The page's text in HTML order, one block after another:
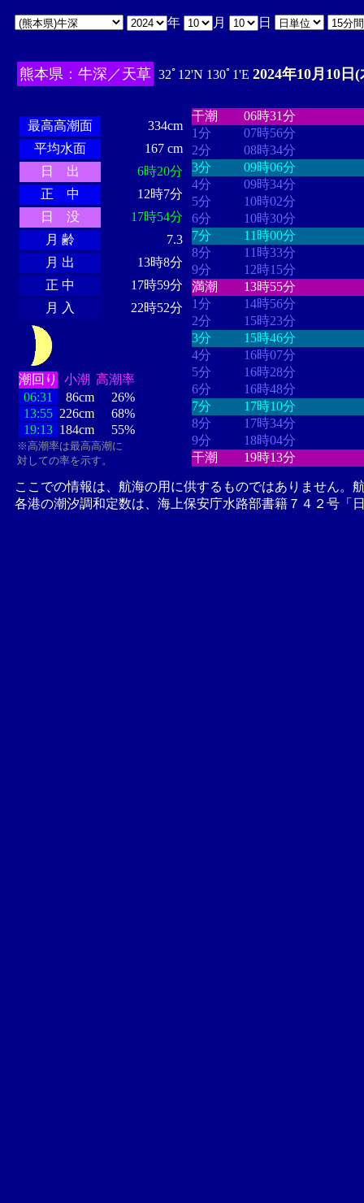
年 月 日
熊本県：牛深／天草 32ﾟ12'N 130ﾟ1'E 2024年10月10日(
最高高潮面
334cm
平均水面
167 cm
日 出
6時20分
正 中
12時7分
日 没
17時54分
月 齢
7.3
月 出
13時8分
正 中
17時59分
月 入
22時52分
潮回り 小潮 高潮率
06:31
86cm
26%
13:55 226cm
68%
19:13 184cm 55%
※高潮率は最高高潮に
対しての率を示す。
干潮
06時31分
1分
07時56分
2分
08時34分
3分
09時06分
4分
09時34分
5分
10時02分
6分
10時30分
7分
11時00分
8分
11時33分
9分
12時15分
満潮
13時55分
1分
14時56分
2分
15時23分
3分
15時46分
4分
16時07分
5分
16時28分
6分
16時48分
7分
17時10分
8分
17時34分
9分
18時04分
干潮
19時13分
ここでの情報は、航海の用に供するものではありません。
各港の潮汐調和定数は、海上保安庁水路部書籍７４２号「